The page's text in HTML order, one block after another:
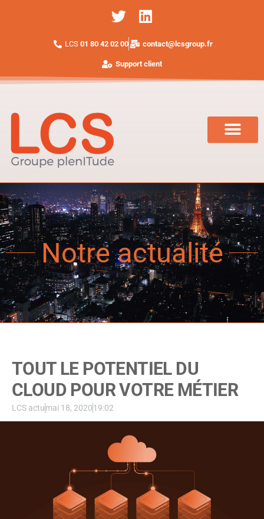
LCS 01 80 42 02 00 contact@lcsgroup.fr
Support client
Notre actualité
TOUT LE POTENTIEL DU
CLOUD POUR VOTRE MÉTIER
LCS actumai 18, 202019:02